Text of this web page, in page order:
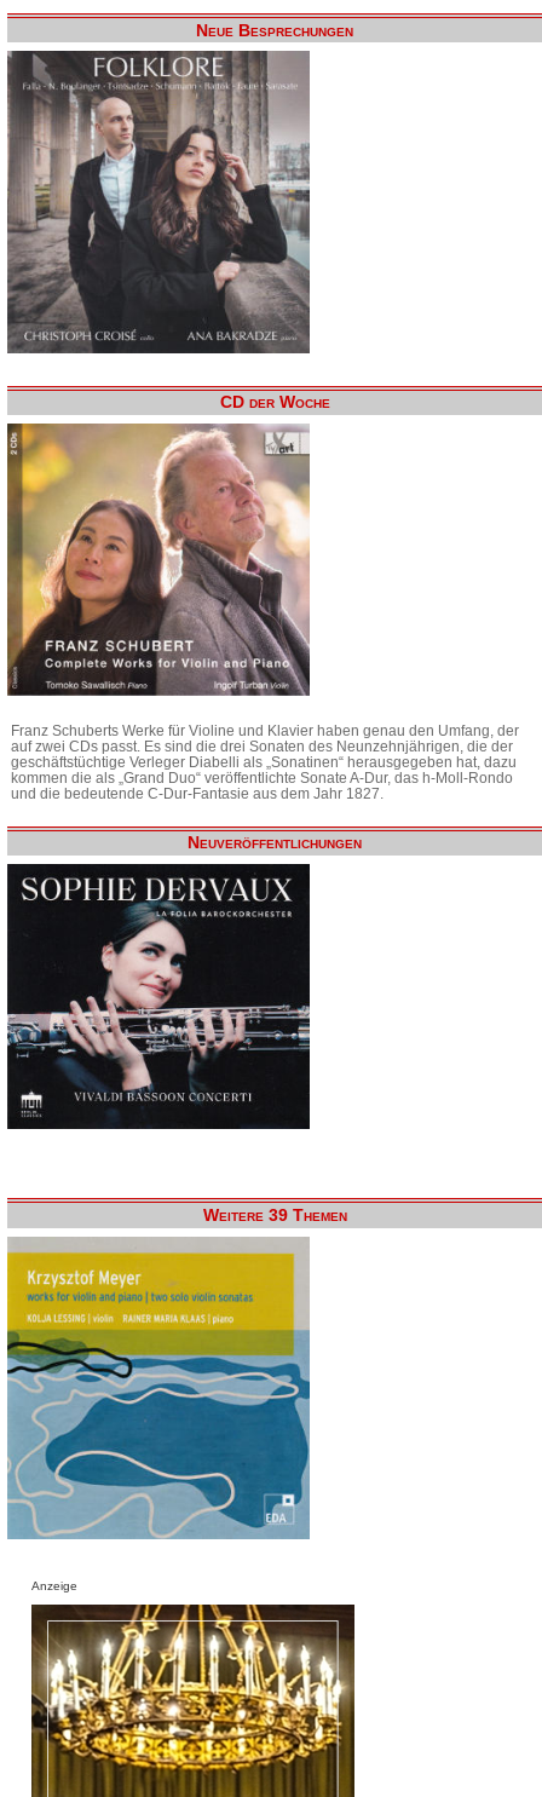
Neue Besprechungen
CD der Woche
Franz Schuberts Werke für Violine und Klavier haben genau den Umfang, der
auf zwei CDs passt. Es sind die drei Sonaten des Neunzehnjährigen, die der
geschäftstüchtige Verleger Diabelli als „Sonatinen“ herausgegeben hat, dazu
kommen die als „Grand Duo“ veröffentlichte Sonate A-Dur, das h-Moll-Rondo
und die bedeutende C-Dur-Fantasie aus dem Jahr 1827.
Neuveröffentlichungen
Weitere 39 Themen
Anzeige